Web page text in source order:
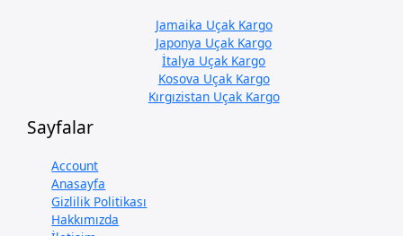
Jamaika Uçak Kargo
Japonya Uçak Kargo
İtalya Uçak Kargo
Kosova Uçak Kargo
Kırgızistan Uçak Kargo
Sayfalar
Account
Anasayfa
Gizlilik Politikası
Hakkımızda